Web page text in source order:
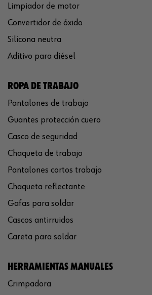
Limpiador de motor
Convertidor de óxido
Silicona neutra
Aditivo para diésel
ROPA DE TRABAJO
Pantalones de trabajo
Guantes protección cuero
Casco de seguridad
Chaqueta de trabajo
Pantalones cortos trabajo
Chaqueta reflectante
Gafas para soldar
Cascos antirruidos
Careta para soldar
HERRAMIENTAS MANUALES
Crimpadora